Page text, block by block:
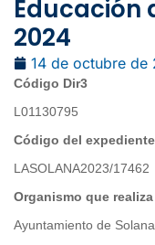
Educación
2024
14 de octubre de
Código Dir3
L01130795
Código del
LASOLANA2023/17462
Organismo que
Ayuntamiento de